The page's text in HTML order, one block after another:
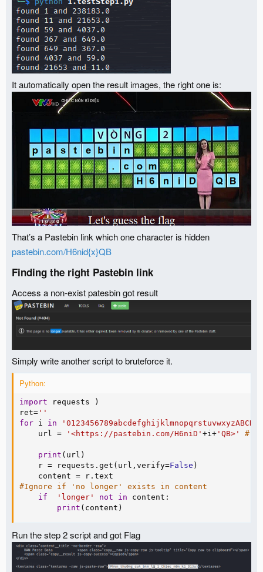
It automatically open the result images, the right one is:
That’s a Pastebin link which one character is hidden
pastebin.com/H6nid{x}QB
Finding the right Pastebin link​
Access a non-exist patesbin got result
Simply write another script to bruteforce it.
Python:
import requests
)
ret= ''
for i in
    url
= '<https://pastebin.com/H6niD' +i + 'QB>' #
print ( url )
    r
= requests . get ( url , verify=False )
    content
= r .
#Ignore if 'no longer' exists in content
if
'longer' not in content :
print ( content )
Run the step 2 script and got Flag